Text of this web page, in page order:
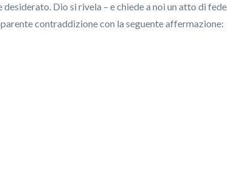
Dio si rivela – e chiede a noi un atto di fede
contraddizione con la seguente affermazione: